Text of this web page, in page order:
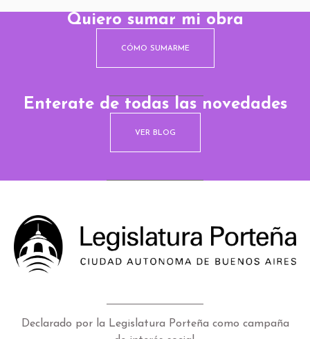
Quiero sumar mi obra
CÓMO SUMARME
Enterate de todas las novedades
VER BLOG
Declarado por la Legislatura Porteña como campaña